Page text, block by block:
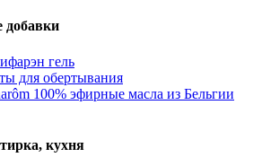
гель
для обертывания
100% эфирные масла из Бельгии
кухня